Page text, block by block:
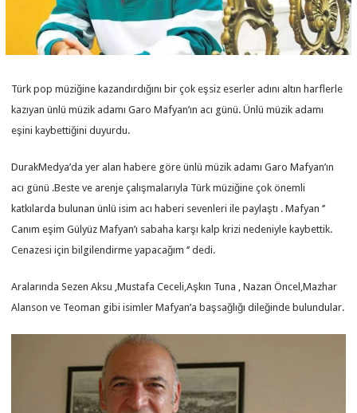
Türk pop müziğine kazandırdığını bir çok eşsiz eserler adını altın harflerle
kazıyan ünlü müzik adamı Garo Mafyan’ın acı günü. Ünlü müzik adamı
eşini kaybettiğini duyurdu.
DurakMedya’da yer alan habere göre ünlü müzik adamı Garo Mafyan’ın
acı günü .Beste ve arenje çalışmalarıyla Türk müziğine çok önemli
katkılarda bulunan ünlü isim acı haberi sevenleri ile paylaştı . Mafyan ‘’
Canım eşim Gülyüz Mafyan’ı sabaha karşı kalp krizi nedeniyle kaybettik.
Cenazesi için bilgilendirme yapacağım ‘’ dedi.
Aralarında Sezen Aksu ,Mustafa Ceceli,Aşkın Tuna , Nazan Öncel,Mazhar
Alanson ve Teoman gibi isimler Mafyan’a başsağlığı dileğinde bulundular.